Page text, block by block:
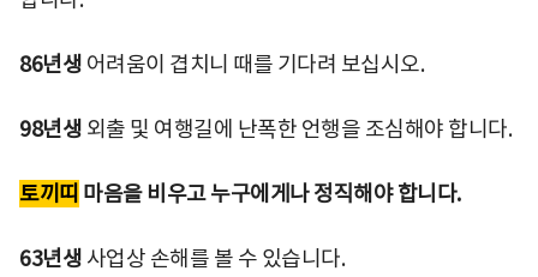
86년생 어려움이 겹치니 때를 기다려 보십시오.
98년생 외출 및 여행길에 난폭한 언행을 조심해야 합니다.
토끼띠 마음을 비우고 누구에게나 정직해야 합니다.
63년생 사업상 손해를 볼 수 있습니다.